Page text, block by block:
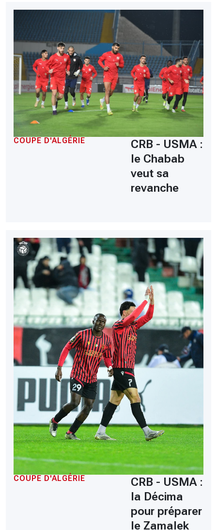
COUPE D'ALGÉRIE
CRB - USMA :
le Chabab
veut sa
revanche
COUPE D'ALGÉRIE
CRB - USMA :
la Décima
pour préparer
le Zamalek